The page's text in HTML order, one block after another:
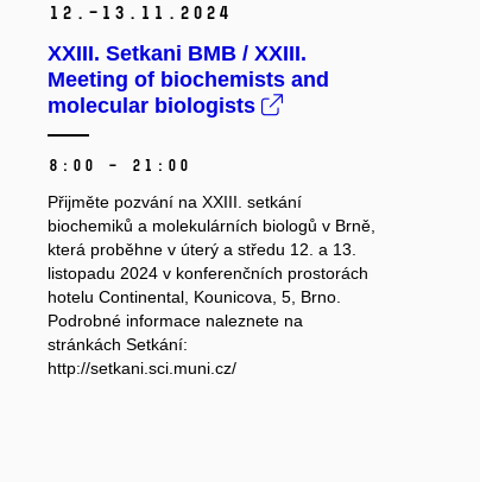
12.–13. 11. 2024
XXIII. Setkani BMB / XXIII.
Meeting of biochemists and
molecular biologists
8:00 – 21:00
Přijměte pozvání na XXIII. setkání
biochemiků a molekulárních biologů v Brně,
která proběhne v úterý a středu 12. a 13.
listopadu 2024 v konferenčních prostorách
hotelu Continental, Kounicova, 5, Brno.
Podrobné informace naleznete na
stránkách Setkání:
http://setkani.sci.muni.cz/